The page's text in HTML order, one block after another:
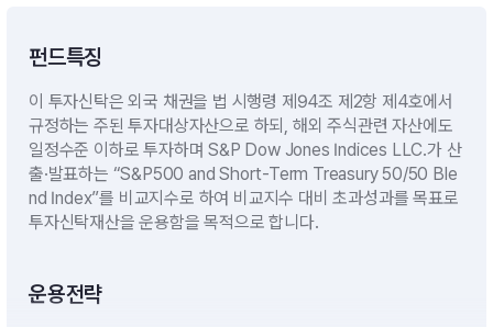
펀드특징
이 투자신탁은 외국 채권을 법 시행령 제94조 제2항 제4호에서
규정하는 주된 투자대상자산으로 하되, 해외 주식관련 자산에도
일정수준 이하로 투자하며 S&P Dow Jones Indices LLC.가 산
출·발표하는 “S&P500 and Short-Term Treasury 50/50 Ble
nd Index”를 비교지수로 하여 비교지수 대비 초과성과를 목표로
투자신탁재산을 운용함을 목적으로 합니다.
운용전략